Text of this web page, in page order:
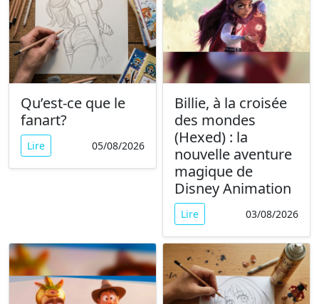
Qu’est-ce que le
fanart?
Lire 05/08/2026
Billie, à la croisée
des mondes
(Hexed) : la
nouvelle aventure
magique de
Disney Animation
Lire 03/08/2026